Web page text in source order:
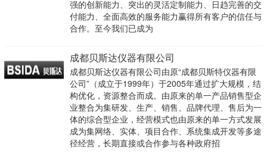
强的创新能力、突出的灵活定制能力、日趋完善的交
付能力、全面高效的服务能力赢得所有客户的信任与
合作。至今我们已成为
成都贝斯达仪器有限公司
成都贝斯达仪器有限公司由原“成都贝斯特仪器有限
公司”（成立于1999年）于2005年通过扩大规模，结
构优化，资源整合而成。由原来的单一产品销售型企
业整合为集研发、生产、销售、品牌代理、售后为一
体的综合型企业，经营模式也由原来的单一方式发展
成为集网络、实体、项目合作、系统集成开发等多途
径经营，长期直接或合作参与各种政府招